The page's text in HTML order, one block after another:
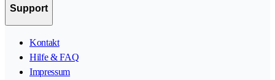
Support
Kontakt
Hilfe & FAQ
Impressum